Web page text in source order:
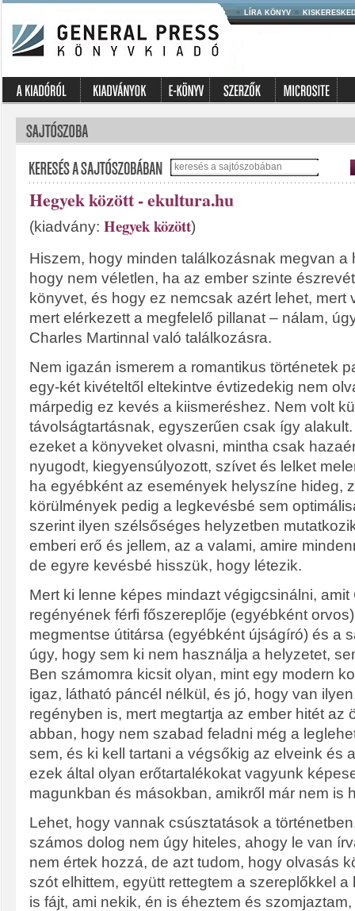
LÍRA KÖNYV
Hegyek között - ekultura.hu
(kiadvány: Hegyek között)
Hiszem, hogy minden találkozásnak megvan a
hogy nem véletlen, ha az ember szinte
könyvet, és hogy ez nemcsak azért lehet, mert
mert elérkezett a megfelelő pillanat – nálam,
Charles Martinnal való találkozásra.
Nem igazán ismerem a romantikus történetek
egy-két kivételtől eltekintve évtizedekig nem
márpedig ez kevés a kiismeréshez. Nem volt
távolságtartásnak, egyszerűen csak így
ezeket a könyveket olvasni, mintha csak
nyugodt, kiegyensúlyozott, szívet és lelket
ha egyébként az események helyszíne hideg,
körülmények pedig a legkevésbé sem
szerint ilyen szélsőséges helyzetben
emberi erő és jellem, az a valami, amire
de egyre kevésbé hisszük, hogy létezik.
Mert ki lenne képes mindazt végigcsinálni, amit
regényének férfi főszereplője (egyébként
megmentse útitársa (egyébként újságíró) és a
úgy, hogy sem ki nem használja a helyzetet,
Ben számomra kicsit olyan, mint egy modern
igaz, látható páncél nélkül, és jó, hogy van
regényben is, mert megtartja az ember hitét az
abban, hogy nem szabad feladni még a
sem, és ki kell tartani a végsőkig az elveink és
ezek által olyan erőtartalékokat vagyunk
magunkban és másokban, amikről már nem is
Lehet, hogy vannak csúsztatások a
számos dolog nem úgy hiteles, ahogy le van
nem értek hozzá, de azt tudom, hogy olvasás
szót elhittem, együtt rettegtem a szereplőkkel
is fájt, ami nekik, én is éheztem és